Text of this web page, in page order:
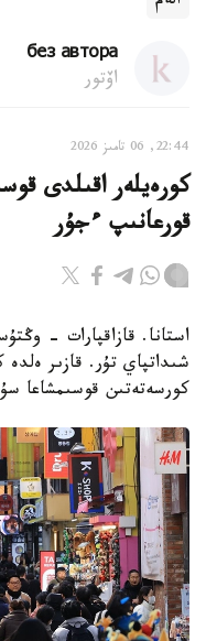
без автора
اۆتور
22:44, 06 تامىز 2026
كورەيلەر اقىلدى
قورعانىپ ءجۇر
استانا. قازاقپارات -
شىداتپاي تۇر. قازىر ەلدە
كورسەتەتىن قوسىمشاعا